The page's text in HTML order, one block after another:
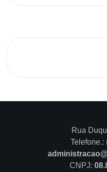
Rua
Telefone.:
CNPJ: